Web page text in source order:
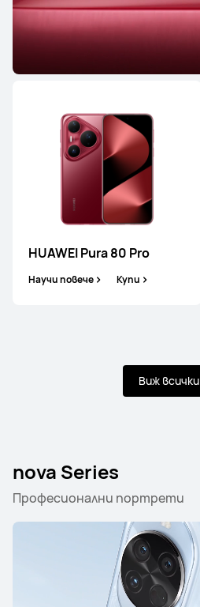
HUAWEI Pura 80 Pro
Научи повече Купи
Виж всички
nova Series
Професионални портрети